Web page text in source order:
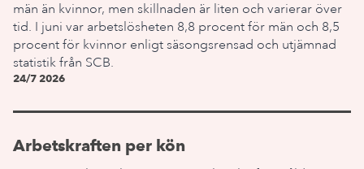
män än kvinnor, men skillnaden är liten och varierar över
tid. I juni var arbetslösheten 8,8 procent för män och 8,5
procent för kvinnor enligt säsongsrensad och utjämnad
statistik från SCB.
24/7 2026
Arbetskraften per kön